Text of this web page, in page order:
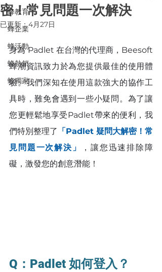
蜂教育
蜂企業
蜂活動
蜂熱銷
蜂獨家
密！常見問題一次解決
已更新：4月27日
身為 Padlet 在台灣的代理商，Beesoft
蜂潮資訊致力於為您提供最佳的使用體
驗。我們深知在使用這款強大的協作工
具時，難免會遇到一些小疑問。為了讓
您更輕鬆地享受Padlet帶來的便利，我
們特別整理了 「Padlet 疑問大解密！常
見問題一次解決」
，讓您迅速排除障
礙，激發您的創意潛能！
Q：Padlet 如何登入？